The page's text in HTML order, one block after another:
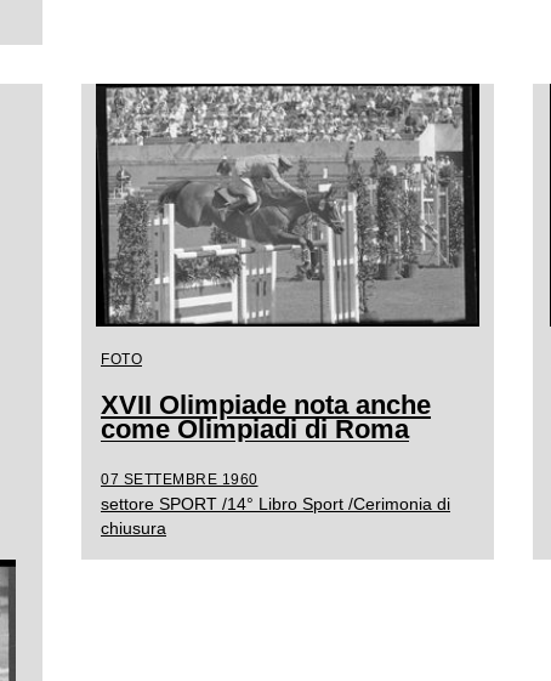
FOTO
XVII Olimpiade nota anche
come Olimpiadi di Roma
07 SETTEMBRE 1960
settore SPORT /14° Libro Sport /Cerimonia di
chiusura